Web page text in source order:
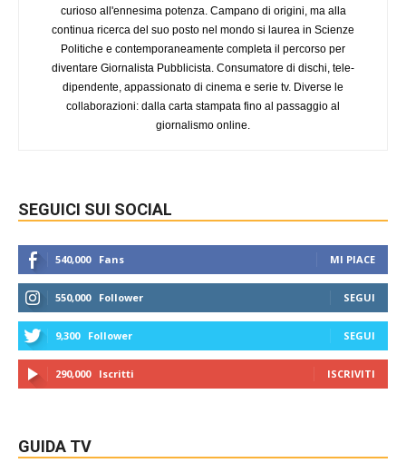
curioso all'ennesima potenza. Campano di origini, ma alla
continua ricerca del suo posto nel mondo si laurea in Scienze
Politiche e contemporaneamente completa il percorso per
diventare Giornalista Pubblicista. Consumatore di dischi, tele-
dipendente, appassionato di cinema e serie tv. Diverse le
collaborazioni: dalla carta stampata fino al passaggio al
giornalismo online.
SEGUICI SUI SOCIAL
540,000 Fans MI PIACE
550,000 Follower SEGUI
9,300 Follower SEGUI
290,000 Iscritti ISCRIVITI
GUIDA TV